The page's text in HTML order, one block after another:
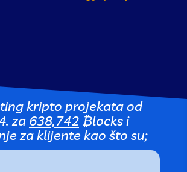
kripto projekata od
za 638,742 ₿locksi
za klijente kao što su;